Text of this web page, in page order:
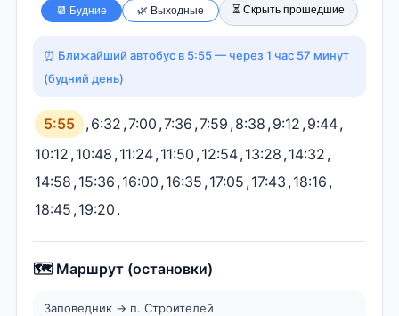
📆 Будние 🌿 Выходные ⏳ Скрыть прошедшие
⏰ Ближайший автобус в 5:55 — через 1 час 57 минут
(будний день)
5:55 ,6:32 ,7:00 ,7:36 ,7:59 ,8:38 ,9:12 ,9:44,
10:12 ,10:48 ,11:24,11:50 ,12:54,13:28 ,14:32 ,
14:58 ,15:36 ,16:00 ,16:35 ,17:05 ,17:43 ,18:16 ,
18:45 ,19:20 .
🗺️ Маршрут (остановки)
Заповедник → п. Строителей